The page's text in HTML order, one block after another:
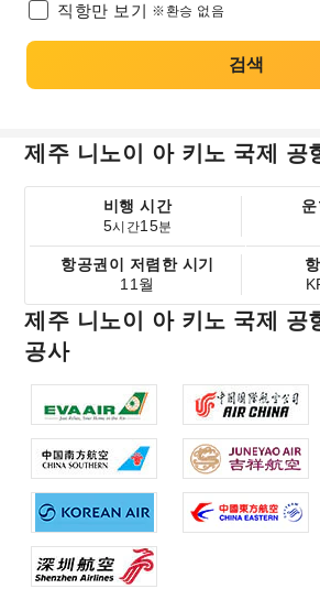
직항만 보기 ※환승 없음
검색
제주 니노이 아 키노 국제 공
비행 시간
5시간15분
항공권이 저렴한 시기
11월
제주 니노이 아 키노 국제 공
공사